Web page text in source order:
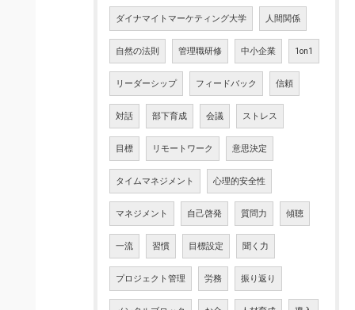
ダイナマイトマーケティング大学 人間関係
自然の法則 管理職研修 中小企業 1on1
リーダーシップ フィードバック 信頼
対話 部下育成 会議 ストレス
目標 リモートワーク 意思決定
タイムマネジメント 心理的安全性
マネジメント 自己啓発 質問力 傾聴
一流 習慣 目標設定 聞く力
プロジェクト管理 労務 振り返り